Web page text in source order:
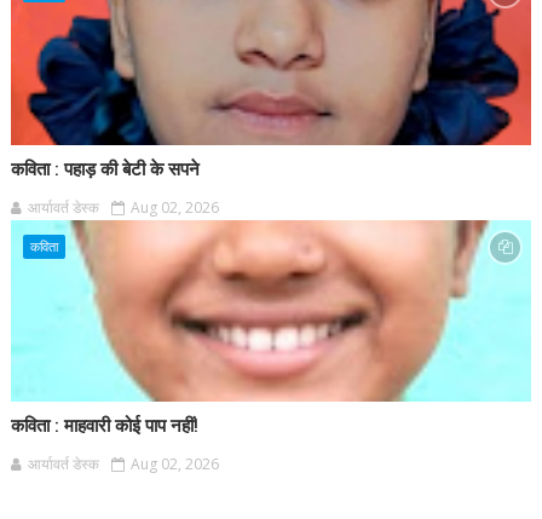
कविता : पहाड़ की बेटी के सपने
आर्यावर्त डेस्क Aug 02, 2026
कविता
कविता : माहवारी कोई पाप नहीं!
आर्यावर्त डेस्क Aug 02, 2026